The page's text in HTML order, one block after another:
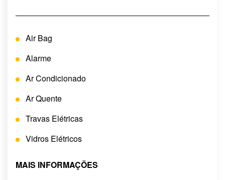
Air Bag
Alarme
Ar Condicionado
Ar Quente
Travas Elétricas
Vidros Elétricos
MAIS INFORMAÇÕES